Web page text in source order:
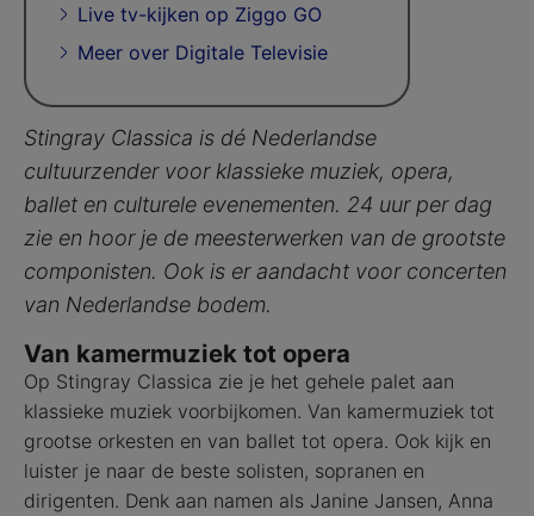
Stingray Classica is dé Nederlandse
cultuurzender voor klassieke muziek, opera,
ballet en culturele evenementen. 24 uur per dag
zie en hoor je de meesterwerken van de grootste
componisten. Ook is er aandacht voor concerten
van Nederlandse bodem.
Van kamermuziek tot opera
Op Stingray Classica zie je het gehele palet aan
klassieke muziek voorbijkomen. Van kamermuziek tot
grootse orkesten en van ballet tot opera. Ook kijk en
luister je naar de beste solisten, sopranen en
dirigenten. Denk aan namen als Janine Jansen, Anna
Live tv-kijken op Ziggo GO
Meer over Digitale Televisie